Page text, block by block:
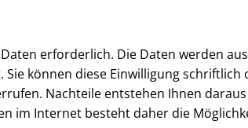
erforderlich. Die Daten werden
können diese Einwilligung
Nachteile entstehen Ihnen
im Internet besteht daher die